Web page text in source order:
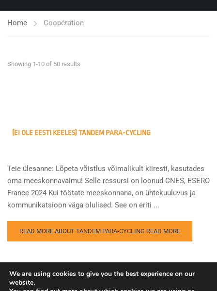
Home Coopération
Showing 1-10 of 50 results
(EI OLE EESTI KEELES) TANDEM PARA-CYCLING
Teie ülesanne: Lõpeta võistlus võimalikult kiiresti, kasutades
oma meeskonnavaimu! Selle ressursi on loonud CNES, ESERO
France 2024 Kui töötate meeskonnana, on ühtekuuluvus ja
kommunikatsioon väga olulised. See on eriti ...
READ MORE ABOUT TANDEM PARA-CYCLING READ MORE
We are using cookies to give you the best experience on our
website.